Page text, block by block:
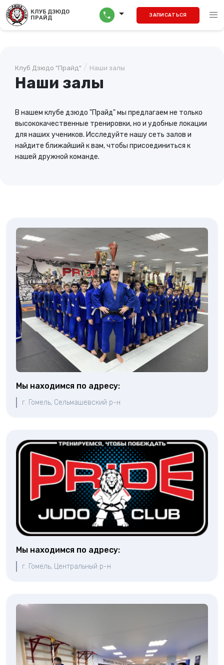
КЛУБ ДЗЮДО
ПРАЙД
call ЗАПИСАТЬСЯ menu
Клуб Дзюдо "Прайд" / Наши залы
Наши залы
В нашем клубе дзюдо "Прайд" мы предлагаем не только
высококачественные тренировки, но и удобные локации
для наших учеников. Исследуйте нашу сеть залов и
найдите ближайший к вам, чтобы присоединиться к
нашей дружной команде.
Мы находимся по адресу:
г. Гомель, Сельмашевский р-н
Мы находимся по адресу:
г. Гомель, Центральный р-н